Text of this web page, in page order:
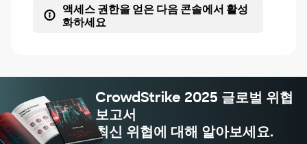
액세스 권한을 얻은 다음 콘솔에서 활성
화하세요
CrowdStrike 2025 글로벌 위협
보고서
최신 위협에 대해 알아보세요.